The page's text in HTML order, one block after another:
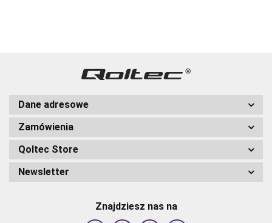
Dane adresowe
Zamówienia
Qoltec Store
Newsletter
Znajdziesz nas na